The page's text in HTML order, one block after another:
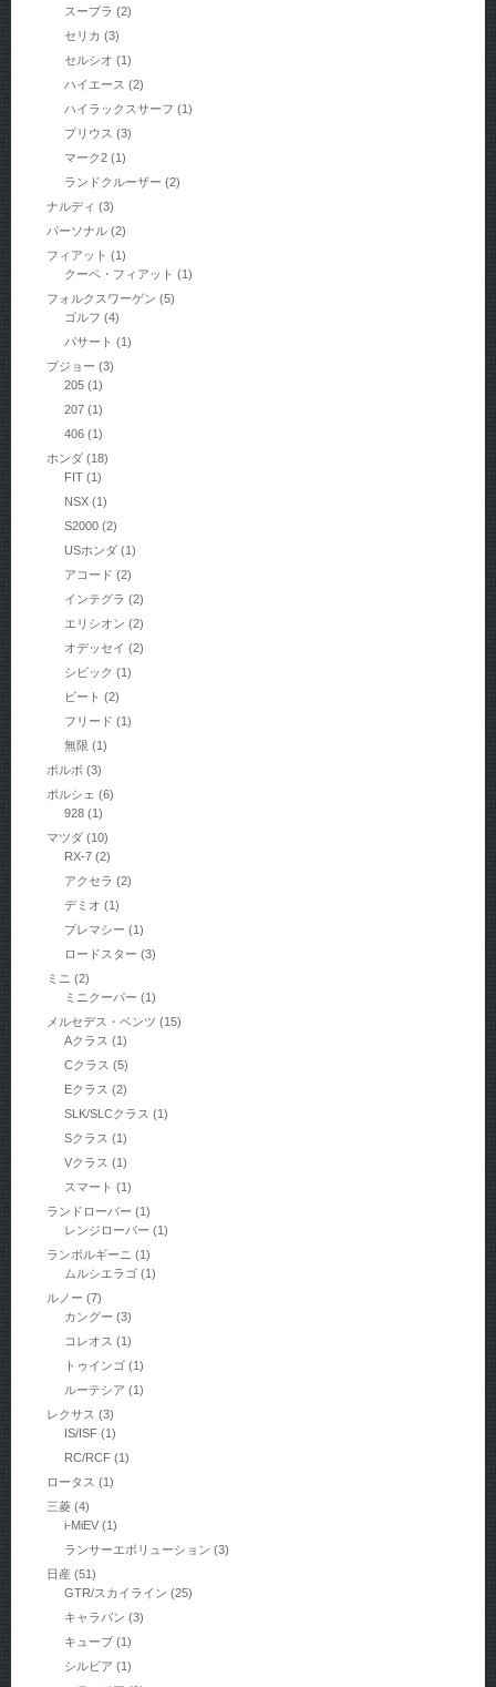
スープラ (2)
セリカ (3)
セルシオ (1)
ハイエース (2)
ハイラックスサーフ (1)
プリウス (3)
マーク2 (1)
ランドクルーザー (2)
ナルディ (3)
パーソナル(2)
フィアット (1)
クーペ・フィアット (1)
フォルクスワーゲン (5)
ゴルフ (4)
パサート (1)
プジョー (3)
205 (1)
207 (1)
406 (1)
ホンダ(18)
FIT (1)
NSX (1)
S2000 (2)
USホンダ (1)
アコード (2)
インテグラ (2)
エリシオン (2)
オデッセイ (2)
シビック (1)
ビート (2)
フリード (1)
無限 (1)
ボルボ (3)
ポルシェ (6)
928 (1)
マツダ(10)
RX-7 (2)
アクセラ (2)
デミオ (1)
プレマシー (1)
ロードスター (3)
ミニ (2)
ミニクーパー (1)
メルセデス・ベンツ (15)
Aクラス (1)
Cクラス (5)
Eクラス (2)
SLK/SLCクラス (1)
Sクラス (1)
Vクラス (1)
スマート (1)
ランドローバー (1)
レンジローバー (1)
ランボルギーニ (1)
ムルシエラゴ (1)
ルノー (7)
カングー (3)
コレオス (1)
トゥインゴ (1)
ルーテシア (1)
レクサス (3)
IS/ISF (1)
RC/RCF (1)
ロータス (1)
三菱(4)
i-MiEV (1)
ランサーエボリューション (3)
日産 (51)
GTR/スカイライン (25)
キャラバン (3)
キューブ (1)
シルビア (1)